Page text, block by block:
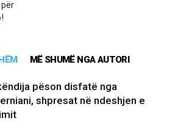
MË SHUMË NGA AUTORI
pëson disfatë nga
shpresat në ndeshjen e